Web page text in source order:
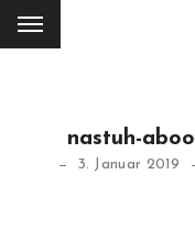
nastuh-
3. Januar 2019